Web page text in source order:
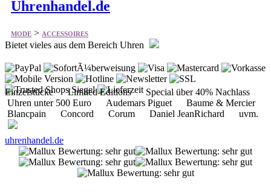
Uhrenhandel.de
MODE > ACCESSOIRES
Bietet vieles aus dem Bereich Uhren
Einzelstücke Limited Editions Special über 40% Nachlass
Uhren unter 500 Euro Audemars Piguet Baume & Mercier
Blancpain Concord Corum Daniel JeanRichard uvm.
uhrenhandel.de